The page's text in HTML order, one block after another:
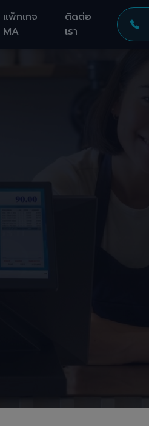
แพ็กเกจ
MA
ติดต่อ
เรา